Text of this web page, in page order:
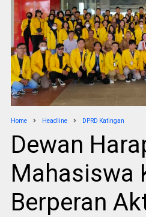
Home Headline DPRD Katingan
Dewan
Mahasiswa
Berperan